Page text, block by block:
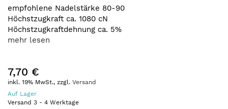
empfohlene Nadelstärke 80-90
Höchstzugkraft ca. 1080 cN
Höchstzugkraftdehnung ca. 5%
mehr lesen
7,70 €
inkl. 19% MwSt., zzgl. Versand
Auf Lager
Versand 3 - 4 Werktage